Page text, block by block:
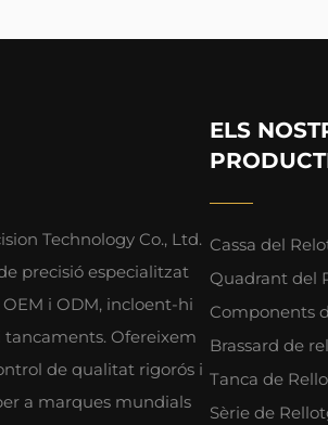
Technology Co., Ltd.
precisió especialitzat
i ODM, incloent-hi
tancaments. Ofereixem
de qualitat rigorós i
a marques mundials
ELS
Cassa del
Quadrant del
Components
Brassard de
Tanca de
Sèrie de